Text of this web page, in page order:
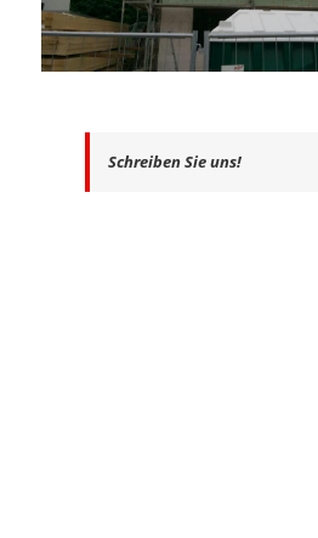
Schreiben Sie uns!